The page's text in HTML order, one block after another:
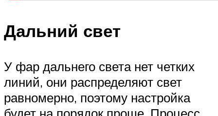
Дальний свет
У фар дальнего света нет четких
линий, они распределяют свет
равномерно, поэтому настройка